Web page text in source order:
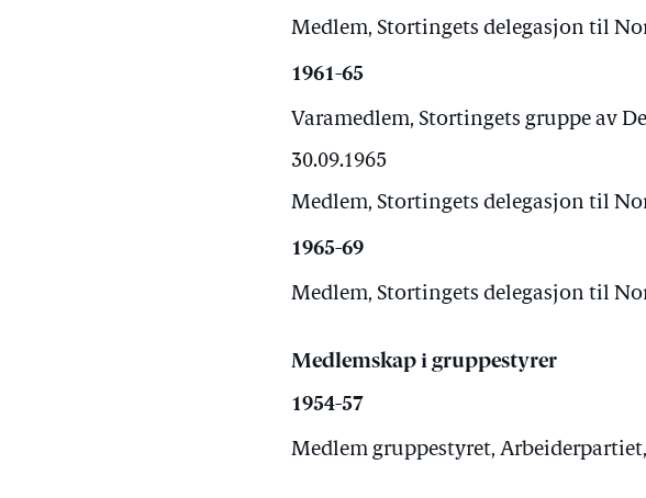
Medlem, Stortingets delegasjon til
1961-65
Varamedlem, Stortingets gruppe av
30.09.1965
Medlem, Stortingets delegasjon til
1965-69
Medlem, Stortingets delegasjon til
Medlemskap i gruppestyrer
1954-57
Medlem gruppestyret, Arbeiderpartiet,